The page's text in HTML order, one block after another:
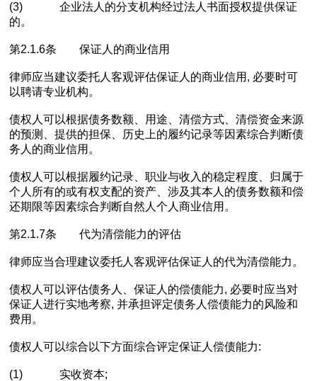
(3) 企业法人的分支机构经过法人书面授权提供保证
的。
第2.1.6条 保证人的商业信用
律师应当建议委托人客观评估保证人的商业信用, 必要时可
以聘请专业机构。
债权人可以根据债务数额、用途、清偿方式、清偿资金来源
的预测、提供的担保、历史上的履约记录等因素综合判断债
务人的商业信用。
债权人可以根据履约记录、职业与收入的稳定程度、归属于
个人所有的或有权支配的资产、涉及其本人的债务数额和偿
还期限等因素综合判断自然人个人商业信用。
第2.1.7条 代为清偿能力的评估
律师应当合理建议委托人客观评估保证人的代为清偿能力。
债权人可以评估债务人、保证人的偿债能力, 必要时应当对
保证人进行实地考察, 并承担评定债务人偿债能力的风险和
费用。
债权人可以综合以下方面综合评定保证人偿债能力:
(1) 实收资本;